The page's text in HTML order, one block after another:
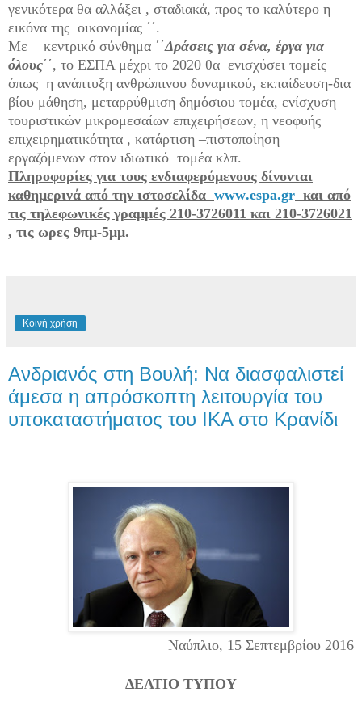
γενικότερα θα αλλάξει , σταδιακά, προς το καλύτερο η
εικόνα της οικονομίας ΄΄.
Με
κεντρικό σύνθημα ΄΄Δράσεις για σένα, έργα για
όλους΄΄, το ΕΣΠΑ μέχρι το 2020 θα ενισχύσει τομείς
όπως η ανάπτυξη ανθρώπινου δυναμικού, εκπαίδευση-δια
βίου μάθηση, μεταρρύθμιση δημόσιου τομέα, ενίσχυση
τουριστικών μικρομεσαίων επιχειρήσεων, η νεοφυής
επιχειρηματικότητα , κατάρτιση –πιστοποίηση
εργαζόμενων στον ιδιωτικό τομέα κλπ.
Πληροφορίες για τους ενδιαφερόμενους δίνονται
καθημερινά από την ιστοσελίδα www.espa.gr και από
τις τηλεφωνικές γραμμές 210-3726011 και 210-3726021
, τις ωρες 9πμ-5μμ.
Κοινή χρήση
Ανδριανός στη Βουλή: Να διασφαλιστεί
άμεσα η απρόσκοπτη λειτουργία του
υποκαταστήματος του ΙΚΑ στο Κρανίδι
Ναύπλιο, 15 Σεπτεμβρίου 2016
ΔΕΛΤΙΟ ΤΥΠΟY